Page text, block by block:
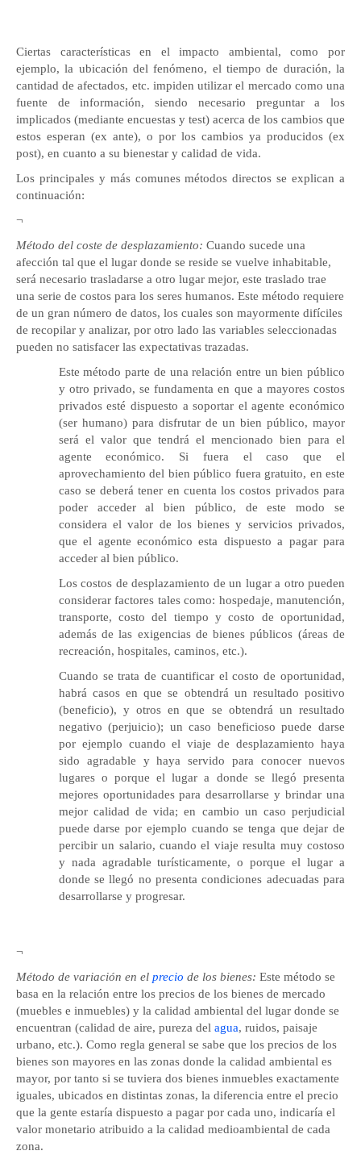
Ciertas características en el impacto ambiental, como por
ejemplo, la ubicación del fenómeno, el tiempo de duración, la
cantidad de afectados, etc. impiden utilizar el mercado como una
fuente de información, siendo necesario preguntar a los
implicados (mediante encuestas y test) acerca de los cambios que
estos esperan (ex ante), o por los cambios ya producidos (ex
post), en cuanto a su bienestar y calidad de vida.
Los principales y más comunes métodos directos se explican a
continuación:
¬
Método del coste de desplazamiento: Cuando sucede una
afección tal que el lugar donde se reside se vuelve inhabitable,
será necesario trasladarse a otro lugar mejor, este traslado trae
una serie de costos para los seres humanos. Este método requiere
de un gran número de datos, los cuales son mayormente difíciles
de recopilar y analizar, por otro lado las variables seleccionadas
pueden no satisfacer las expectativas trazadas.
Este método parte de una relación entre un bien público
y otro privado, se fundamenta en que a mayores costos
privados esté dispuesto a soportar el agente económico
(ser humano) para disfrutar de un bien público, mayor
será el valor que tendrá el mencionado bien para el
agente económico. Si fuera el caso que el
aprovechamiento del bien público fuera gratuito, en este
caso se deberá tener en cuenta los costos privados para
poder acceder al bien público, de este modo se
considera el valor de los bienes y servicios privados,
que el agente económico esta dispuesto a pagar para
acceder al bien público.
Los costos de desplazamiento de un lugar a otro pueden
considerar factores tales como: hospedaje, manutención,
transporte, costo del tiempo y costo de oportunidad,
además de las exigencias de bienes públicos (áreas de
recreación, hospitales, caminos, etc.).
Cuando se trata de cuantificar el costo de oportunidad,
habrá casos en que se obtendrá un resultado positivo
(beneficio), y otros en que se obtendrá un resultado
negativo (perjuicio); un caso beneficioso puede darse
por ejemplo cuando el viaje de desplazamiento haya
sido agradable y haya servido para conocer nuevos
lugares o porque el lugar a donde se llegó presenta
mejores oportunidades para desarrollarse y brindar una
mejor calidad de vida; en cambio un caso perjudicial
puede darse por ejemplo cuando se tenga que dejar de
percibir un salario, cuando el viaje resulta muy costoso
y nada agradable turísticamente, o porque el lugar a
donde se llegó no presenta condiciones adecuadas para
desarrollarse y progresar.
¬
Método de variación en el precio de los bienes: Este método se
basa en la relación entre los precios de los bienes de mercado
(muebles e inmuebles) y la calidad ambiental del lugar donde se
encuentran (calidad de aire, pureza del agua, ruidos, paisaje
urbano, etc.). Como regla general se sabe que los precios de los
bienes son mayores en las zonas donde la calidad ambiental es
mayor, por tanto si se tuviera dos bienes inmuebles exactamente
iguales, ubicados en distintas zonas, la diferencia entre el precio
que la gente estaría dispuesto a pagar por cada uno, indicaría el
valor monetario atribuido a la calidad medioambiental de cada
zona.